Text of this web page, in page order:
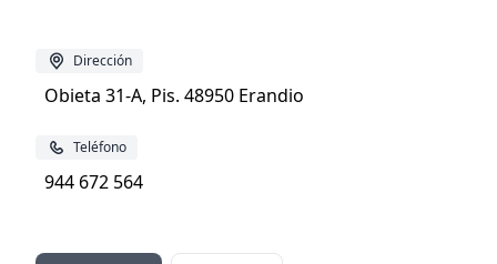
Dirección
Obieta 31-A, Pis. 48950 Erandio
Teléfono
944 672 564